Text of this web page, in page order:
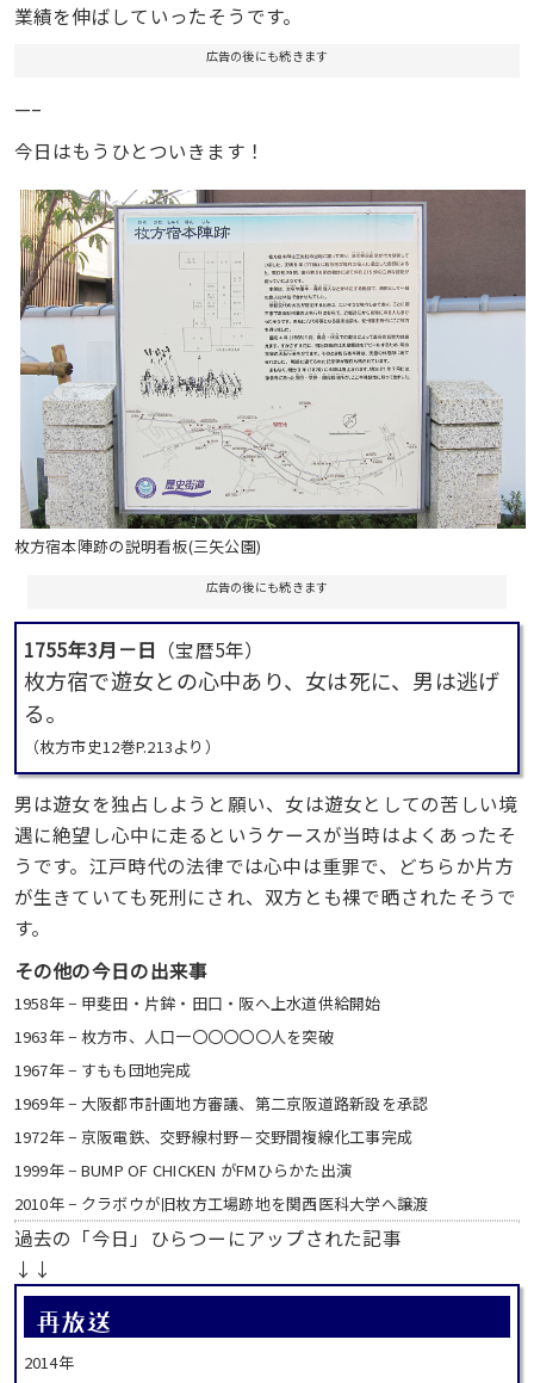
業績を伸ばしていったそうです。
広告の後にも続きます
—–
今日はもうひとついきます！
枚方宿本陣跡の説明看板(三矢公園)
広告の後にも続きます
1755年3月－日 （宝暦5年）
枚方宿で遊女との心中あり、女は死に、男は逃げ
る。
（枚方市史12巻P.213より）
男は遊女を独占しようと願い、女は遊女としての苦しい境
遇に絶望し心中に走るというケースが当時はよくあったそ
うです。江戸時代の法律では心中は重罪で、どちらか片方
が生きていても死刑にされ、双方とも裸で晒されたそうで
す。
その他の今日の出来事
1958年 − 甲斐田・片鉾・田口・阪へ上水道供給開始
1963年 − 枚方市、人口一〇〇〇〇〇人を突破
1967年 − すもも団地完成
1969年 − 大阪都市計画地方審議、第二京阪道路新設を承認
1972年 − 京阪電鉄、交野線村野－交野間複線化工事完成
1999年 − BUMP OF CHICKEN がFMひらかた出演
2010年 − クラボウが旧枚方工場跡地を関西医科大学へ譲渡
過去の「今日」ひらつーにアップされた記事
↓↓
2014年